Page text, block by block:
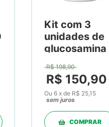
Kit com 3
unidades de
glucosamina
condroitina
1200mg +
msm 600mg
30 Doses em
Pó
R$ 198,90
R$ 150,90
Ou 6 xde R$ 25,15
sem juros
COMPRAR